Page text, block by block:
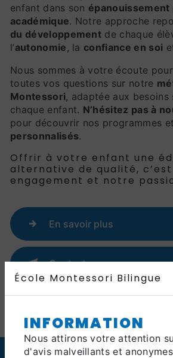
École Montessori Bilingue
INFORMATION
Nous attirons votre attention
d'avis malveillants et
enfant dans son
académique. Notre approche
du développement de chaque
l’autonomie, la confiance en soi
Nous sommes à votre écoute pour répondre à
toutes vos questions sur notre
Montessori, adaptée aux besoins
chaque enfant. N’hésitez pas à
pour découvrir nos programmes
personnalisés.
Offrir à votre enfant une
alternative de qualité,
engagement et notre
En savoir plus
Contactez-nous